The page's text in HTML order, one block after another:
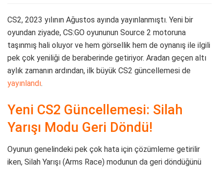
CS2, 2023 yılının Ağustos ayında yayınlanmıştı. Yeni bir
oyundan ziyade, CS:GO oyununun Source 2 motoruna
taşınmış hali oluyor ve hem görsellik hem de oynanış ile ilgili
pek çok yeniliği de beraberinde getiriyor. Aradan geçen altı
aylık zamanın ardından, ilk büyük CS2 güncellemesi de
yayınlandı.
Yeni CS2 Güncellemesi: Silah
Yarışı Modu Geri Döndü!
Oyunun genelindeki pek çok hata için çözümleme getirilir
iken, Silah Yarışı (Arms Race) modunun da geri döndüğünü